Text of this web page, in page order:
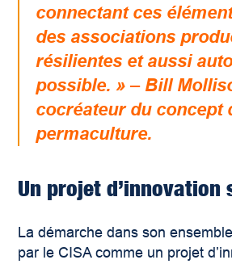
connectant ces
des associations
résilientes et aussi
possible. » – Bill
cocréateur du concept
permaculture.
Un projet d’innovation
La démarche dans son
par le CISA comme un projet